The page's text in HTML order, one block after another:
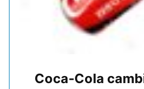
Coca-Cola